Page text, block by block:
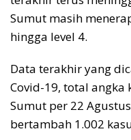
o
k
p
p
Sumut masih
hingga level 4.
Data terakhir yang
Covid-19, total
Sumut per 22
bertambah 1.002